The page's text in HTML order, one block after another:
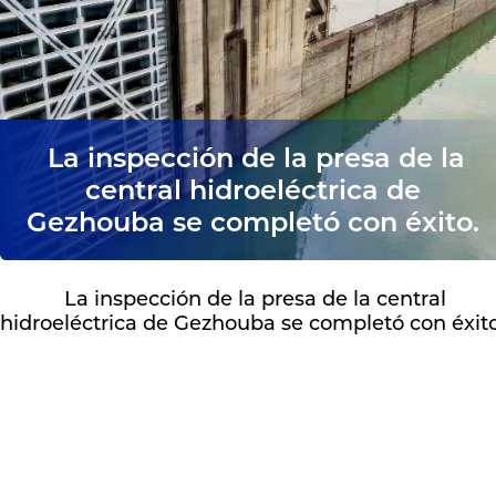
La inspección de la presa de la
central hidroeléctrica de
Gezhouba se completó con éxito.
La inspección de la presa de la central
hidroeléctrica de Gezhouba se completó con